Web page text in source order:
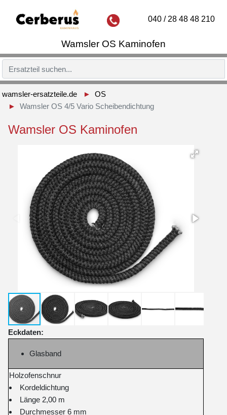
Wamsler OS Kaminofen
040 / 28 48 48 210
wamsler-ersatzteile.de
OS
Wamsler OS 4/5 Vario Scheibendichtung
Wamsler OS Kaminofen
Eckdaten:
Glasband
Holzofenschnur
Kordeldichtung
Länge 2,00 m
Durchmesser 6 mm